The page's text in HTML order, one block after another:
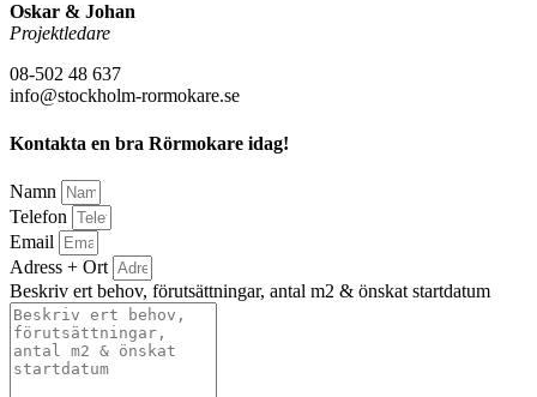
Oskar & Johan
Projektledare
08-502 48 637
info@stockholm-rormokare.se
Kontakta en bra Rörmokare idag!
Namn
Telefon
Email
Adress + Ort
Beskriv ert behov, förutsättningar, antal m2 & önskat startdatum